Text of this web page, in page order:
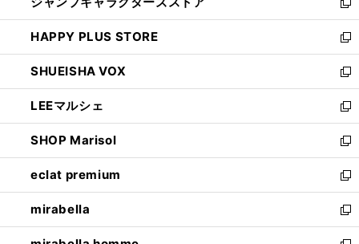
ィ
ン
ド
ウ
で
開
く
い
ウ
ィ
ン
ド
ウ
で
開
く
新
し
い
ウ
ィ
ン
ド
ウ
で
開
く
HAPPY PLUS STORE
新
し
い
ウ
ィ
ン
ド
ウ
で
開
く
SHUEISHA VOX
新
し
い
ウ
ィ
ン
ド
ウ
で
開
LEEマルシェ
新
し
い
ウ
ィ
ン
ド
ウ
SHOP Marisol
新
し
い
ウ
ィ
ン
eclat premium
新
し
い
ウ
mirabella
新
し